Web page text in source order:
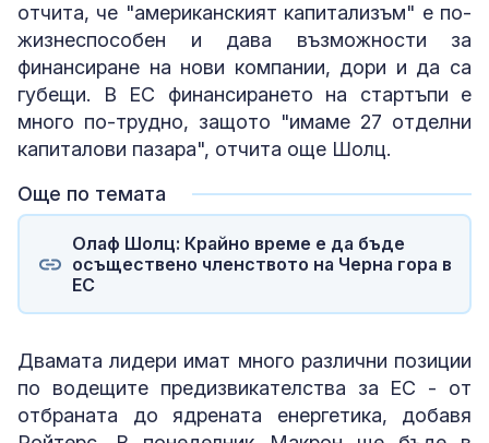
отчита, че "американският капитализъм" е по-
жизнеспособен и дава възможности за
финансиране на нови компании, дори и да са
губещи. В ЕС финансирането на стартъпи е
много по-трудно, защото "имаме 27 отделни
капиталови пазара", отчита още Шолц.
Още по темата
Олаф Шолц: Крайно време е да бъде
осъществено членството на Черна гора в
ЕС
Двамата лидери имат много различни позиции
по водещите предизвикателства за ЕС - от
отбраната до ядрената енергетика, добавя